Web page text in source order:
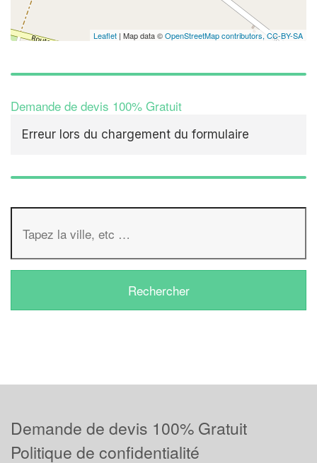
Leaflet | Map data ©OpenStreetMap contributors,CC-BY-SA
Demande de devis 100% Gratuit
Erreur lors du chargement du formulaire
Demande de devis 100% Gratuit
Politique de confidentialité